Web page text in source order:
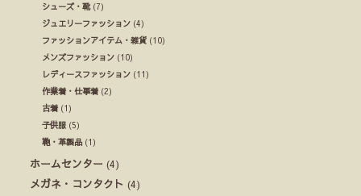
シューズ・靴(7)
ジュエリーファッション (4)
ファッションアイテム・雑貨 (10)
メンズファッション (10)
レディースファッション (11)
作業着・仕事着 (2)
古着 (1)
子供服 (5)
鞄・革製品 (1)
ホームセンター (4)
メガネ・コンタクト (4)